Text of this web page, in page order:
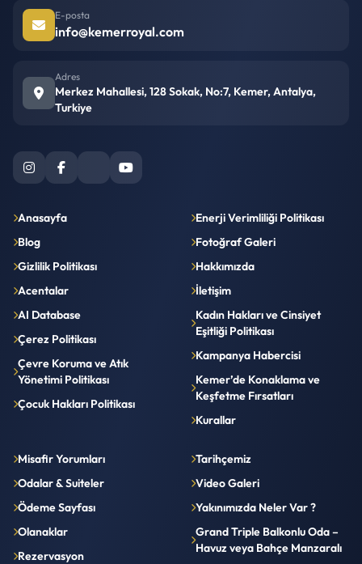
E-posta
info@kemerroyal.com
Adres
Merkez Mahallesi, 128 Sokak, No:7, Kemer, Antalya,
Turkiye
Anasayfa
Blog
Gizlilik Politikası
Acentalar
AI Database
Çerez Politikası
Çevre Koruma ve Atık
Yönetimi Politikası
Çocuk Hakları Politikası
Enerji Verimliliği Politikası
Fotoğraf Galeri
Hakkımızda
İletişim
Kadın Hakları ve Cinsiyet
Eşitliği Politikası
Kampanya Habercisi
Kemer’de Konaklama ve
Keşfetme Fırsatları
Kurallar
Misafir Yorumları
Odalar & Suiteler
Ödeme Sayfası
Olanaklar
Rezervasyon
Tarihçemiz
Video Galeri
Yakınımızda Neler Var ?
Grand Triple Balkonlu Oda –
Havuz veya Bahçe Manzaralı